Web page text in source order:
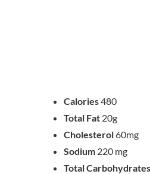
Calories480
Total Fat 20g
Cholesterol60mg
Sodium 220 mg
Total Carbohydrates